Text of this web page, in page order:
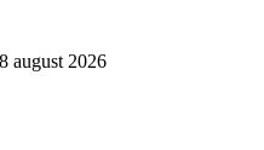
august 2026